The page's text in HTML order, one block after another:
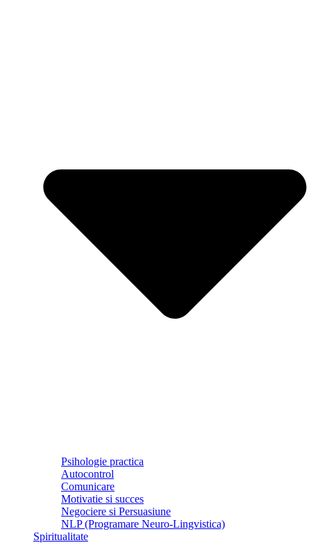
Psihologie practica
Autocontrol
Comunicare
Motivatie si succes
Negociere si Persuasiune
NLP (Programare Neuro-Lingvistica)
Spiritualitate